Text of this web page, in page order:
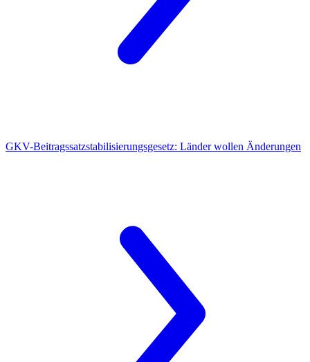
GKV-Beitragssatzstabilisierungsgesetz: Länder wollen Änderungen